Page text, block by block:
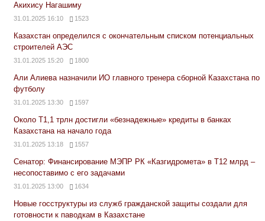
Акихису Нагашиму
31.01.2025 16:10 1523
Казахстан определился с окончательным списком потенциальных
строителей АЭС
31.01.2025 15:20 1800
Али Алиева назначили ИО главного тренера сборной Казахстана по
футболу
31.01.2025 13:30 1597
Около Т1,1 трлн достигли «безнадежные» кредиты в банках
Казахстана на начало года
31.01.2025 13:18 1557
Сенатор: Финансирование МЭПР РК «Казгидромета» в Т12 млрд –
несопоставимо с его задачами
31.01.2025 13:00 1634
Новые госструктуры из служб гражданской защиты создали для
готовности к паводкам в Казахстане